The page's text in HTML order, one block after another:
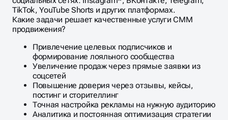
TikTok, YouTube Shorts и других платформах.
Какие задачи решает качественные услуги СММ
продвижения?
Привлечение целевых подписчиков и
формирование лояльного сообщества
Увеличение продаж через прямые заявки из
соцсетей
Повышение доверия через отзывы, кейсы,
постинг и сторителлинг
Точная настройка рекламы на нужную аудиторию
Аналитика и постоянная оптимизация стратегии